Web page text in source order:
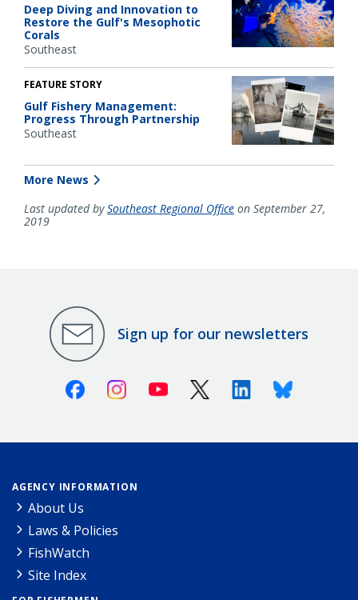
Deep Diving and Innovation to
Restore the Gulf's Mesophotic
Corals
Southeast
FEATURE STORY
Gulf Fishery Management:
Progress Through Partnership
Southeast
More News
Last updated bySoutheast Regional Office on September 27,
2019
Sign up for our newsletters
FacebookInstagramYoutube X (Twitter)LinkedinBluesky
AGENCY INFORMATION
About Us
Laws & Policies
FishWatch
Site Index